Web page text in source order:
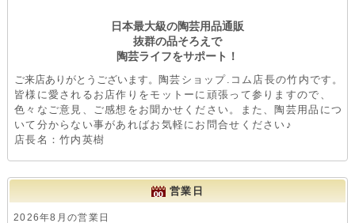
日本最大級の陶芸用品通販
抜群の品そろえで
陶芸ライフをサポート！
ご来店ありがとうございます。 陶芸ショップ.コム店長の竹内です。
皆様に愛されるお店作りをモットーに頑張って参りますので、
色々なご意見、ご感想をお聞かせください。また、陶芸用品につ
いて分からない事があればお気軽にお問合せください♪
店長名：竹内英樹
営業日
2026年8月の営業日